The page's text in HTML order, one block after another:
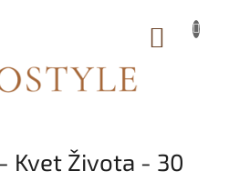
Kvet Života - 30